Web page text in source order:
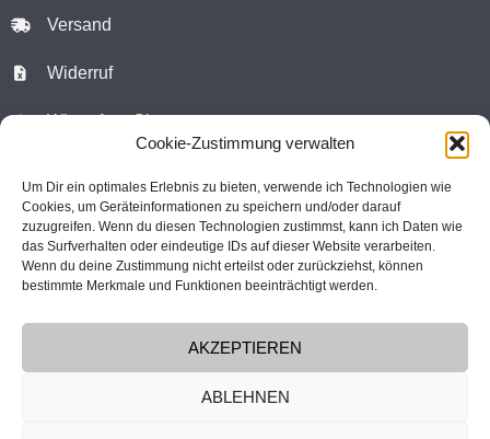
Cookie-Zustimmung verwalten
Um Dir ein optimales Erlebnis zu bieten, verwende ich Technologien wie
Cookies, um Geräteinformationen zu speichern und/oder darauf
zuzugreifen. Wenn du diesen Technologien zustimmst, kann ich Daten wie
das Surfverhalten oder eindeutige IDs auf dieser Website verarbeiten.
Wenn du deine Zustimmung nicht erteilst oder zurückziehst, können
bestimmte Merkmale und Funktionen beeinträchtigt werden.
AKZEPTIEREN
ABLEHNEN
Versand
Widerruf
WhatsApp Chat
Warenkorb
Kundenkonto
atelier vogelfrei
Felix-Hahn-Strasse 1
9073 Klagenfurt-Viktring
Österreich